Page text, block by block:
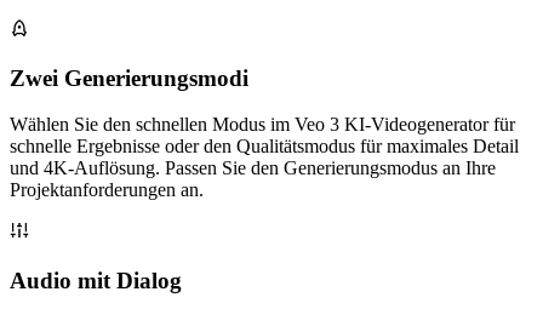
Zwei Generierungsmodi
Wählen Sie den schnellen Modus im Veo 3 KI-Videogenerator für
schnelle Ergebnisse oder den Qualitätsmodus für maximales Detail
und 4K-Auflösung. Passen Sie den Generierungsmodus an Ihre
Projektanforderungen an.
Audio mit Dialog